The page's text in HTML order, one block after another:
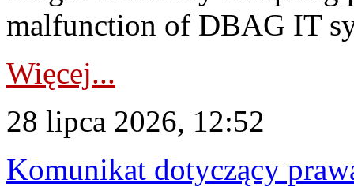
malfunction of DBAG IT
Więcej...
28 lipca 2026, 12:52
Komunikat dotyczący